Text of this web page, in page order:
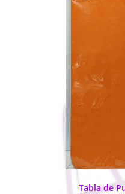
Tabla de